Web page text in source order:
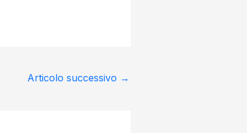
Articolo successivo →